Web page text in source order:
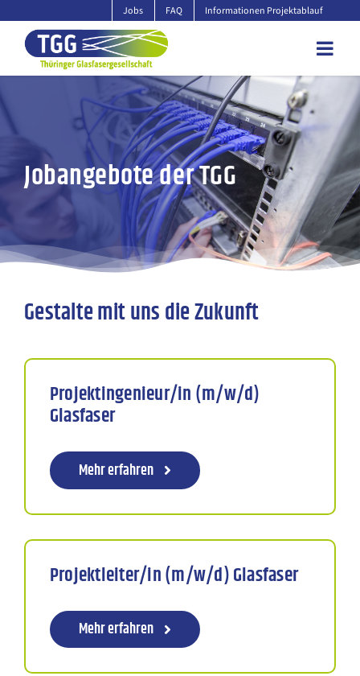
Inhalt
springen
Jobs FAQ Informationen Projektablauf
Jobangebote der TGG
Gestalte mit uns die Zukunft
Projektingenieur/in (m/w/d)
Glasfaser
Mehr erfahren
Projektleiter/in (m/w/d) Glasfaser
Mehr erfahren